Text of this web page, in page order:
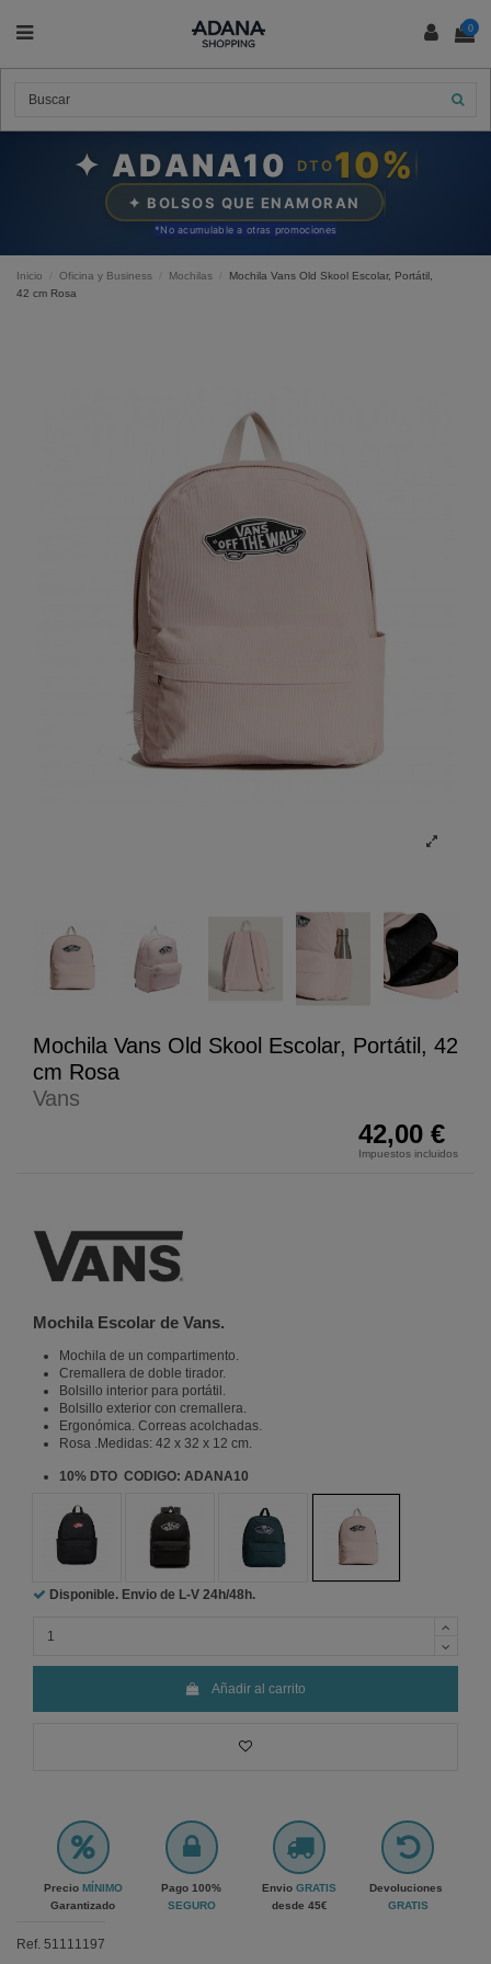
0
✦ ADANA10 DTO10%
✦ BOLSOS QUE ENAMORAN
*No acumulable a otras promociones
Inicio Oficina y Business Mochilas
Mochila Vans Old Skool Escolar, Portátil,
42 cm Rosa
Mochila Vans Old Skool Escolar, Portátil, 42
cm Rosa
Vans
42,00 €
Impuestos incluidos
Mochila Escolar de Vans.
Mochila de un compartimento.
Cremallera de doble tirador.
Bolsillo interior para portátil.
Bolsillo exterior con cremallera.
Ergonómica. Correas acolchadas.
Rosa .Medidas: 42 x 32 x 12 cm.
10% DTO CODIGO: ADANA10
Negro
Negro
Disponible. Envio de L-V 24h/48h.
Añadir al carrito
Precio MÍNIMO
Garantizado
Pago 100%
SEGURO
EnvioGRATIS
desde 45€
Devoluciones
GRATIS
Ref. 51111197